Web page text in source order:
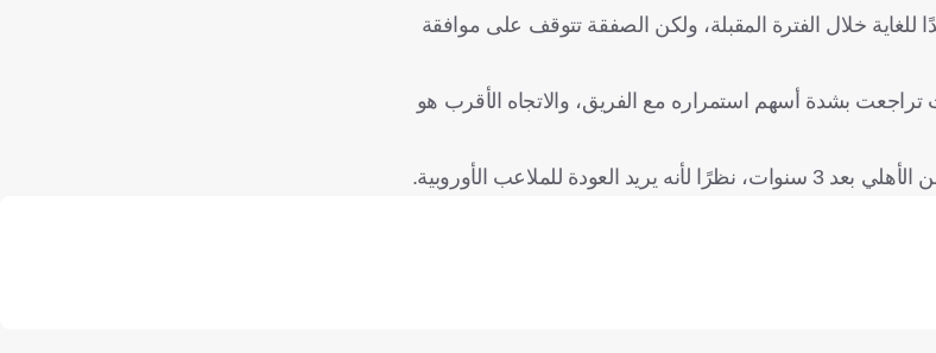
للغاية خلال الفترة المقبلة، ولكن الصفقة تتوقف على موافقة
تراجعت بشدة أسهم استمراره مع الفريق، والاتجاه الأقرب هو
الأوروبية.